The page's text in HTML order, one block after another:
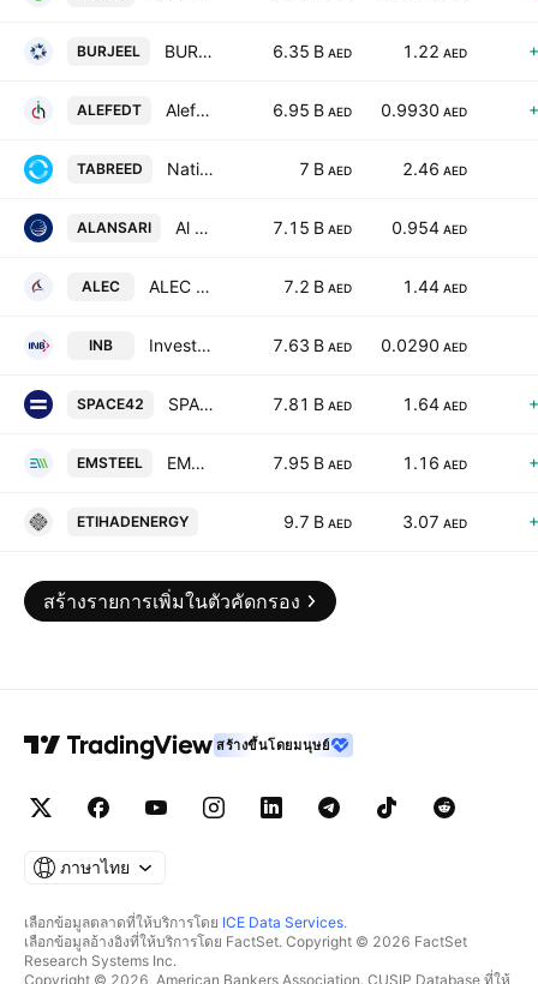
BURJEEL BURJEEL HOLDINGS PLC 6.35 B AED 1.22 AED
ALEFEDT Alef Education Holding plc 6.95 B AED 0.9930 AED
TABREED National Central Cooling Co. (P.S.C.) (Tabreed) 7 B AED 2.46 AED
ALANSARI Al Ansari Financial Services PJSC 7.15 B AED 0.954 AED
ALEC ALEC Holdings PJSC 7.2 B AED 1.44 AED
INB Invest Bank 7.63 B AED 0.0290 AED
SPACE42 SPACE42 PLC 7.81 B AED 1.64 AED
EMSTEEL EMSTEEL BUILDING MATERIALS PJSC 7.95 B AED 1.16 AED
ETIHADENERGY 9.7 B AED 3.07 AED
สร้างรายการเพิ่มในตัวคัดกรอง
สร้างขึ้นโดยมนุษย์
ภาษาไทย
เลือกข้อมูลตลาดที่ให้บริการโดย ICE Data Services.
เลือกข้อมูลอ้างอิงที่ให้บริการโดย FactSet. Copyright © 2026 FactSet
Research Systems Inc.
Copyright © 2026, American Bankers Association. CUSIP Database ที่ให้